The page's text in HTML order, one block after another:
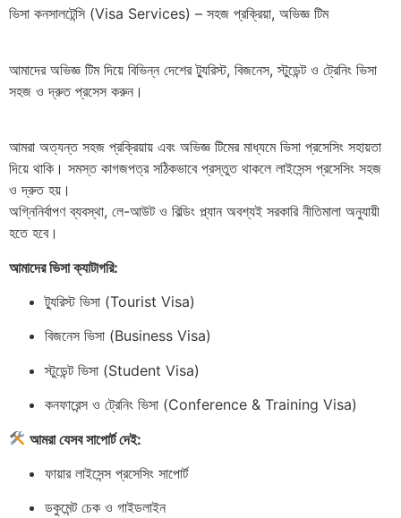
ভিসা কনসালটেন্সি (Visa Services) – সহজ প্রক্রিয়া, অভিজ্ঞ টিম
আমাদের অভিজ্ঞ টিম দিয়ে বিভিন্ন দেশের ট্যুরিস্ট, বিজনেস, স্টুডেন্ট ও ট্রেনিং ভিসা
সহজ ও দ্রুত প্রসেস করুন।
আমরা অত্যন্ত সহজ প্রক্রিয়ায় এবং অভিজ্ঞ টিমের মাধ্যমে ভিসা প্রসেসিং সহায়তা
দিয়ে থাকি। সমস্ত কাগজপত্র সঠিকভাবে প্রস্তুত থাকলে লাইসেন্স প্রসেসিং সহজ
ও দ্রুত হয়।
অগ্নিনির্বাপণ ব্যবস্থা, লে-আউট ও বিল্ডিং প্ল্যান অবশ্যই সরকারি নীতিমালা অনুযায়ী
হতে হবে।
আমাদের ভিসা ক্যাটাগরি:
ট্যুরিস্ট ভিসা (Tourist Visa)
বিজনেস ভিসা (Business Visa)
স্টুডেন্ট ভিসা (Student Visa)
কনফারেন্স ও ট্রেনিং ভিসা (Conference & Training Visa)
আমরা যেসব সাপোর্ট দেই:
ফায়ার লাইসেন্স প্রসেসিং সাপোর্ট
ডকুমেন্ট চেক ও গাইডলাইন